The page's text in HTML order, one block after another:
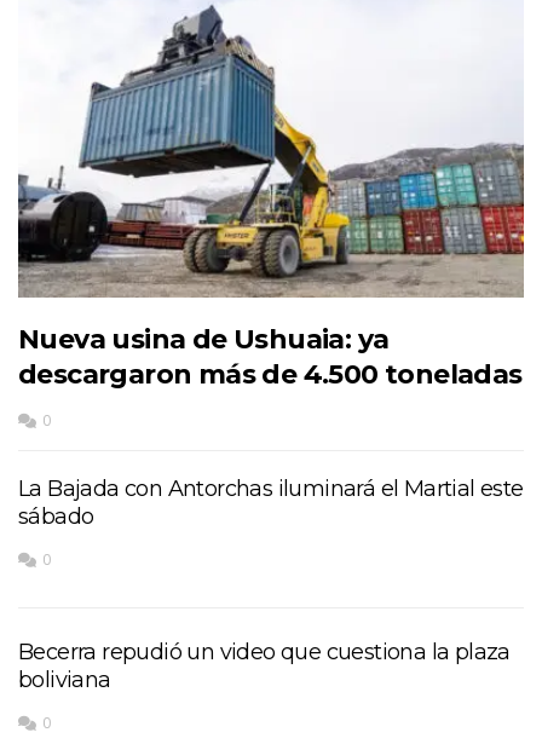
Nueva usina de Ushuaia: ya
descargaron más de 4.500 toneladas
0
La Bajada con Antorchas iluminará el Martial este
sábado
0
Becerra repudió un video que cuestiona la plaza
boliviana
0